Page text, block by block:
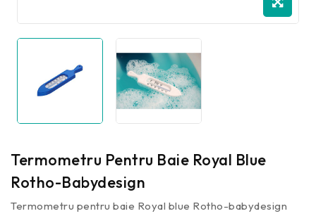
Termometru Pentru Baie Royal Blue
Rotho-Babydesign
Termometru pentru baie Royal blue Rotho-babydesign